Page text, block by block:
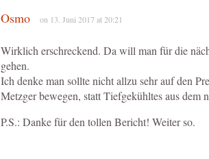
Osmo on 13. Juni 2017 at 20:21
Wirklich erschreckend. Da will man für die
gehen.
Ich denke man sollte nicht allzu sehr auf den
Metzger bewegen, statt Tiefgekühltes aus dem
P.S.: Danke für den tollen Bericht! Weiter so.